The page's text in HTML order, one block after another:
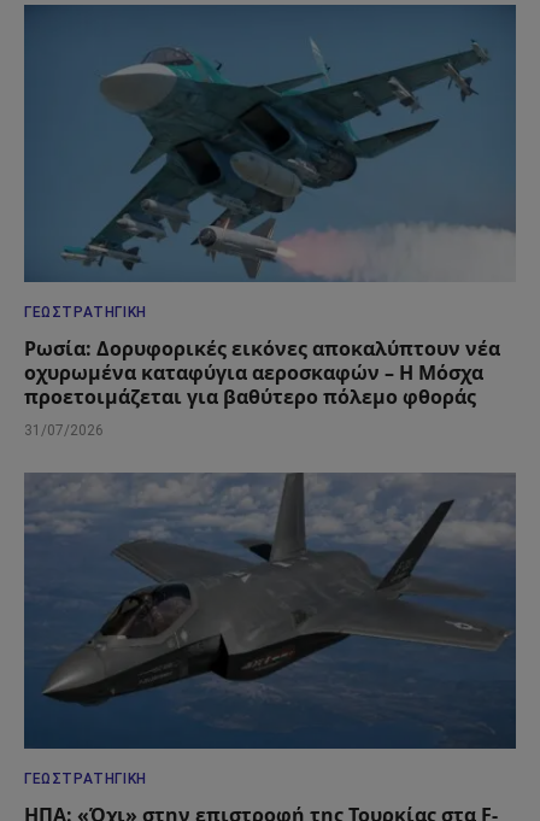
ΓΕΩΣΤΡΑΤΗΓΙΚΉ
Ρωσία: Δορυφορικές εικόνες αποκαλύπτουν νέα
οχυρωμένα καταφύγια αεροσκαφών – Η Μόσχα
προετοιμάζεται για βαθύτερο πόλεμο φθοράς
31/07/2026
ΓΕΩΣΤΡΑΤΗΓΙΚΉ
ΗΠΑ: «Όχι» στην επιστροφή της Τουρκίας στα F-